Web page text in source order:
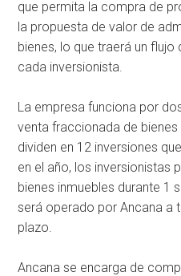
que permita la compra de
la propuesta de valor de
bienes, lo que traerá un
cada inversionista.
La empresa funciona por
venta fraccionada de
dividen en 12 inversiones
en el año, los inversionistas
bienes inmuebles durante 1
será operado por Ancana a
plazo.
Ancana se encarga de